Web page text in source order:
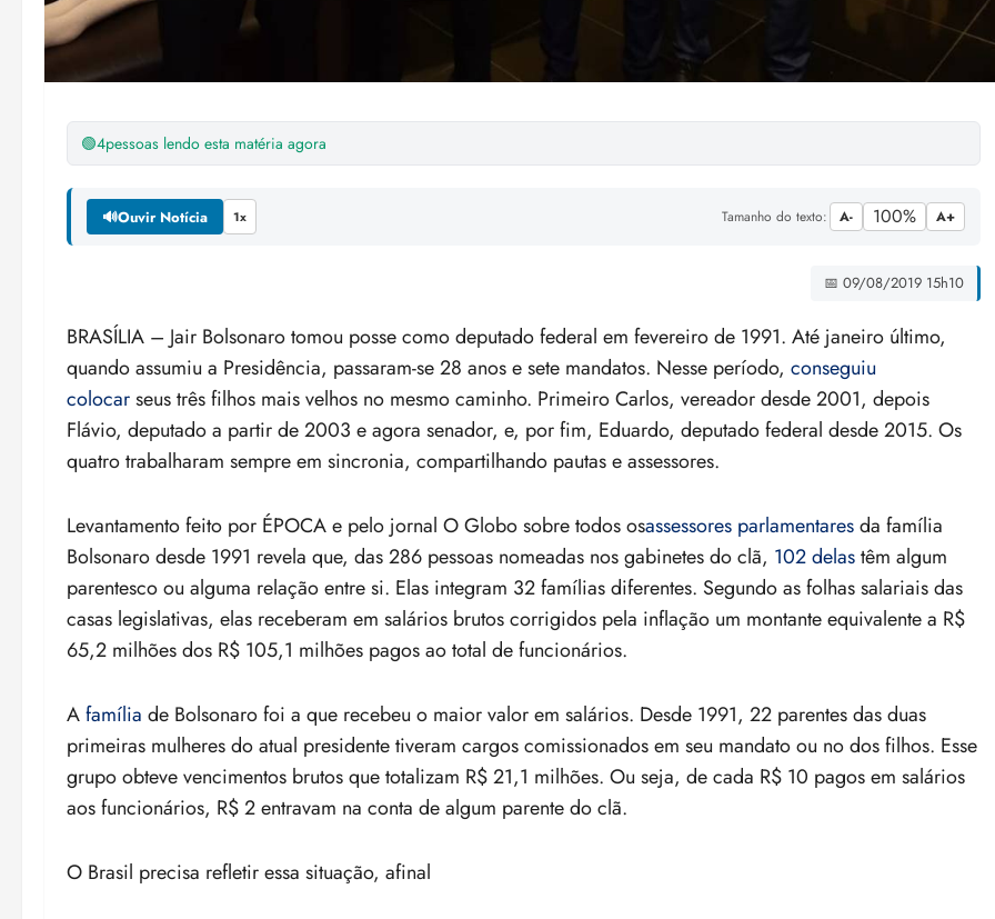
🟢4pessoas lendo esta matéria agora
🔊Ouvir Notícia 1x Tamanho do texto: A- 100% A+
📅 09/08/2019 15h10
BRASÍLIA – Jair Bolsonaro tomou posse como deputado federal em fevereiro de 1991. Até janeiro último,
quando assumiu a Presidência, passaram-se 28 anos e sete mandatos. Nesse período, conseguiu
colocarseus três filhos mais velhos no mesmo caminho. Primeiro Carlos, vereador desde 2001, depois
Flávio, deputado a partir de 2003 e agora senador, e, por fim, Eduardo, deputado federal desde 2015. Os
quatro trabalharam sempre em sincronia, compartilhando pautas e assessores.
Levantamento feito por ÉPOCA e pelo jornal O Globo sobre todos osassessores parlamentaresda família
Bolsonaro desde 1991 revela que, das 286 pessoas nomeadas nos gabinetes do clã, 102 delastêm algum
parentesco ou alguma relação entre si. Elas integram 32 famílias diferentes. Segundo as folhas salariais das
casas legislativas, elas receberam em salários brutos corrigidos pela inflação um montante equivalente a R$
65,2 milhões dos R$ 105,1 milhões pagos ao total de funcionários.
Afamília de Bolsonaro foi a que recebeu o maior valor em salários. Desde 1991, 22 parentes das duas
primeiras mulheres do atual presidente tiveram cargos comissionados em seu mandato ou no dos filhos. Esse
grupo obteve vencimentos brutos que totalizam R$ 21,1 milhões. Ou seja, de cada R$ 10 pagos em salários
aos funcionários, R$ 2 entravam na conta de algum parente do clã.
O Brasil precisa refletir essa situação, afinal